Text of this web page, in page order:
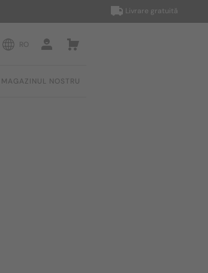
Livrare gratuită
RO
MAGAZINUL NOSTRU